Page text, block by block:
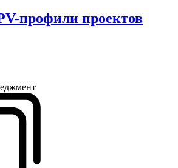
профили проектов